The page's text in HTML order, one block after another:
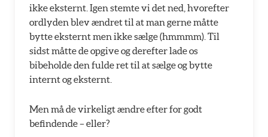
ikke eksternt. Igen stemte vi det ned, hvorefter
ordlyden blev ændret til at man gerne måtte
bytte eksternt men ikke sælge (hmmmm). Til
sidst måtte de opgive og derefter lade os
bibeholde den fulde ret til at sælge og bytte
internt og eksternt.
Men må de virkeligt ændre efter for godt
befindende – eller?